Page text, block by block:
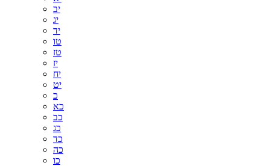
יב
יג
יד
טו
טז
יז
יח
יט
כ
כא
כב
כג
כד
כה
כו